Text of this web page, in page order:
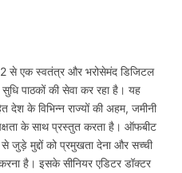
से एक स्वतंत्र और भरोसेमंद डिजिटल
पाठकों की सेवा कर रहा है। यह
देश के विभिन्न राज्यों की अहम, जमीनी
के साथ प्रस्तुत करता है। ऑफबीट
जुड़े मुद्दों को प्रमुखता देना और सच्ची
है। इसके सीनियर एडिटर डॉक्टर